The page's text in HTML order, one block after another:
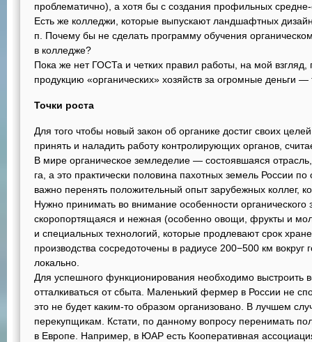
проблематично), а хотя бы с создания профильных
Есть же колледжи, которые выпускают ландшафтных
п. Почему бы не сделать программу обучения
в колледже?
Пока же нет ГОСТа и четких правил работы, на мой взгляд,
продукцию «органических» хозяйств за огромные деньги
Точки роста
Для того чтобы новый закон об органике достиг своих
принять и наладить работу контролирующих органов,
В мире органическое земледелие — состоявшаяся
га, а это практически половина пахотных земель России
важно перенять положительный опыт зарубежных коллег,
Нужно принимать во внимание особенности
скоропортящаяся и нежная (особенно овощи, фрукты и
и специальных технологий, которые продлевают срок
производства сосредоточены в радиусе 200−500 км вокруг
локально.
Для успешного функционирования необходимо выстроить
отталкиваться от сбыта. Маленький фермер в России не
это не будет каким-то образом организовано. В лучшем
перекупщикам. Кстати, по данному вопросу перенимать
в Европе. Например, в ЮАР есть Кооперативная